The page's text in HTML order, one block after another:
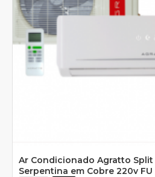
Ar Condicionado Agratto Split
Serpentina em Cobre 220v FU